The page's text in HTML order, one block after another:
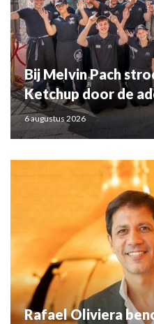
Bij Melvin Pach
Ketchup door de
6 augustus 2026
Rafael Oliviera